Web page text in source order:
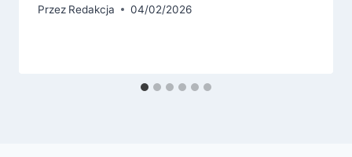
Przez Redakcja 04/02/2026